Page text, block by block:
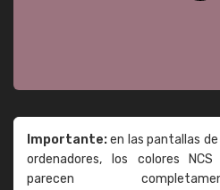
Importante:en las pantallas de
ordenadores, los colores NCS
parecen